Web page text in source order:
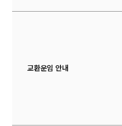
교환운임 안내